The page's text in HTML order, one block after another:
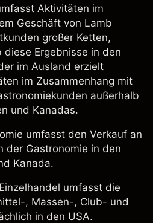
Aktivitäten im
Geschäft von Lamb
großer Ketten,
Ergebnisse in den
im Ausland erzielt
im Zusammenhang mit
außerhalb
und Kanadas.
umfasst den Verkauf an
der Gastronomie in den
Kanada.
umfasst die
, Massen-, Club- und
in den USA.